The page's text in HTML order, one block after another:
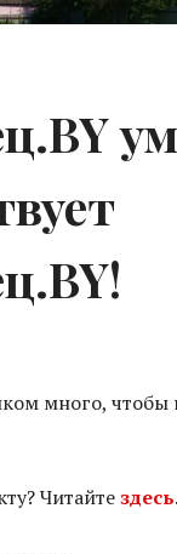
много, чтобы
Читайтездесь.